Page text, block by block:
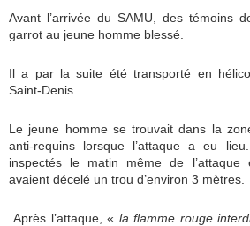
Avant l’arrivée du SAMU, des témoins
garrot au jeune homme blessé.
Il a par la suite été transporté en
Saint-Denis.
Le jeune homme se trouvait dans la
anti-requins lorsque l’attaque a eu
inspectés le matin même de
avaient décelé un trou d’environ 3 mètres.
Après l’attaque, « la flamme rouge